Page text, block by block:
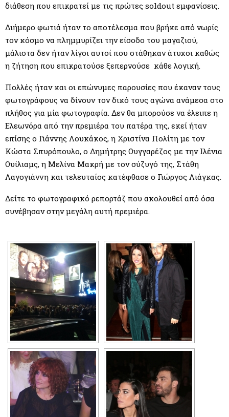
E
N
U
διάθεση που επικρατεί με τις πρώτες soldout εμφανίσεις.
Διήμερο φωτιά ήταν το αποτέλεσμα που βρήκε από νωρίς
τον κόσμο να πλημμυρίζει την είσοδο του μαγαζιού,
μάλιστα δεν ήταν λίγοι αυτοί που στάθηκαν άτυχοι καθώς
η ζήτηση που επικρατούσε ξεπερνούσε κάθε λογική.
Πολλές ήταν και οι επώνυμες παρουσίες που έκαναν τους
φωτογράφους να δίνουν τον δικό τους αγώνα ανάμεσα στο
πλήθος για μία φωτογραφία. Δεν θα μπορούσε να έλειπε η
Ελεωνόρα από την πρεμιέρα του πατέρα της, εκεί ήταν
επίσης ο Γιάννης Λουκάκος, η Χριστίνα Πολίτη με τον
Κώστα Σπυρόπουλο, ο Δημήτρης Ουγγαρέζος με την Ιλένια
Ουίλιαμς, η Μελίνα Μακρή με τον σύζυγό της, Στάθη
Λαγογιάννη και τελευταίος κατέφθασε ο Γιώργος Λιάγκας.
Δείτε το φωτογραφικό ρεπορτάζ που ακολουθεί από όσα
συνέβησαν στην μεγάλη αυτή πρεμιέρα.